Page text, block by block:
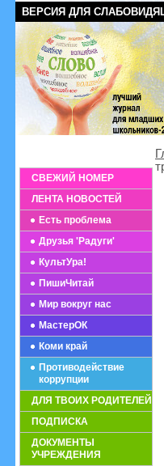
ВЕРСИЯ ДЛЯ
СВЕЖИЙ НОМЕР
ЛЕНТА НОВОСТЕЙ
Есть проблема
Друзья 'Радуги'
КультУра!
ПишиЧитай
Мир вокруг нас
МастерОК
Коми край
Противодействие
коррупции
ДЛЯ ТВОИХ РОДИТЕЛЕЙ
ПОДПИСКА
ДОКУМЕНТЫ
УЧРЕЖДЕНИЯ